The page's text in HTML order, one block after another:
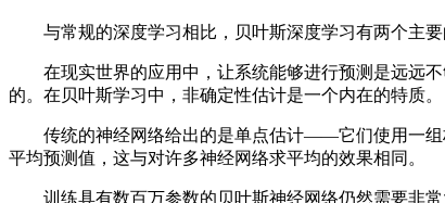
与常规的深度学习相比，贝叶斯深度学习有两个主要
在现实世界的应用中，让系统能够进行预测是远远不
的。在贝叶斯学习中，非确定性估计是一个内在的特质。
传统的神经网络给出的是单点估计——它们使用一组权
平均预测值，这与对许多神经网络求平均的效果相同。
训练具有数百万参数的贝叶斯神经网络仍然需要非常